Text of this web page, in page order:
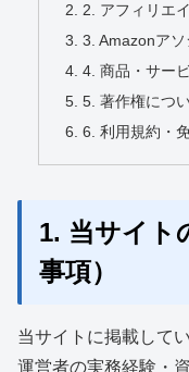
2. アフィリエ
3. Amazonア
4. 商品・サー
5. 著作権につ
6. 利用規約・
1. 当サイト
事項）
当サイトに掲載して
運営者の実務経験・